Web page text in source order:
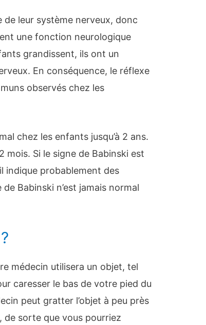
de leur système nerveux, donc
une fonction neurologique
grandissent, ils ont un
En conséquence, le réflexe
observés chez les
chez les enfants jusqu’à 2 ans.
mois. Si le signe de Babinski est
indique probablement des
Babinski n’est jamais normal
médecin utilisera un objet, tel
caresser le bas de votre pied du
peut gratter l’objet à peu près
de sorte que vous pourriez